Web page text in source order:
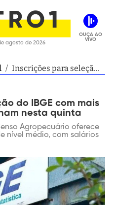
agosto de 2026
OUÇA AO
VIVO
/ Inscrições para seleção
nesta quinta
do IBGE com mais
nesta quinta
Agropecuário oferece
nível médio, com salários